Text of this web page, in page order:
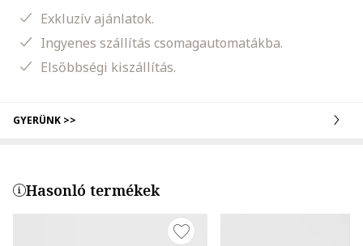
Exkluzív ajánlatok.
Ingyenes szállítás csomagautomatákba.
Elsőbbségi kiszállítás.
GYERÜNK >>
Hasonló termékek